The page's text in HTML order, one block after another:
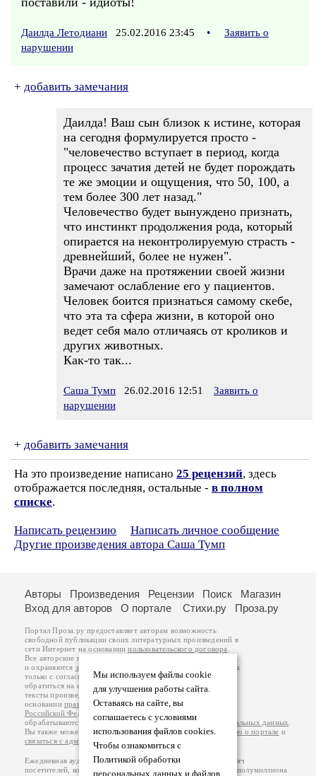
Даилда Летодиани 25.02.2016 23:45 •
Заявить о
нарушении
+ добавить замечания
Даилда! Ваш сын близок к истине, которая
на сегодня формулируется просто -
"человечество вступает в период, когда
процесс зачатия детей не будет порождать
те же эмоции и ощущения, что 50, 100, а
тем более 300 лет назад."
Человечество будет вынуждено признать,
что инстинкт продолжения рода, который
опирается на неконтролируемую страсть -
древнейший, более не нужен".
Врачи даже на протяжении своей жизни
замечают ослабление его у пациентов.
Человек боится признаться самому скебе,
что эта та сфера жизни, в которой оно
ведет себя мало отличаясь от кроликов и
других животных.
Как-то так...
Саша Тумп 26.02.2016 12:51
Заявить о
нарушении
+ добавить замечания
На это произведение написано 25 рецензий, здесь
отображается последняя, остальные - в полном
списке.
Написать рецензию
Написать личное сообщение
Другие произведения автора Саша Тумп
Мы используем файлы cookie
для улучшения работы сайта.
Оставаясь на сайте, вы
соглашаетесь с условиями
использования файлов cookies.
Чтобы ознакомиться с
Политикой обработки
персональных данных и файлов
Авторы Произведения Рецензии Поиск
Магазин
Вход для авторов
О портале Стихи.ру Проза.ру
Портал Проза.ру предоставляет авторам возможность
свободной публикации своих литературных произведений в
сети Интернет на основаниипользовательского договора
Все авторские права на произведения принадлежат авторам
и охраняются законом
. Перепечатка произведений возможна
только с согласия его автора, к которому вы можете
обратиться на его авторской странице. Ответственность за
тексты произведений авторы несут самостоятельно на
основанииправил публикацииизаконодательства
Российской Федерации
обрабатываются на основанииПолитики обработки персональных данных
Вы также можете посмотреть более подробнуюинформацию о портале и
связаться с администрацией
Ежедневная аудитория портала Проза.ру – порядка 100 тысяч
посетителей, которые в общей сумме просматривают более полумиллиона